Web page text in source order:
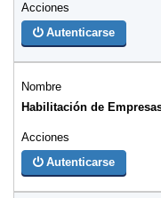
Autenticarse
Habilitación de
Autenticarse